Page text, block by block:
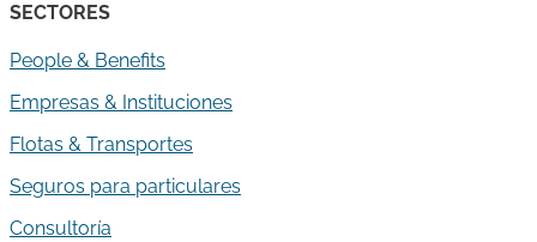
SECTORES
People & Benefits
Empresas & Instituciones
Flotas & Transportes
Seguros para particulares
Consultoría